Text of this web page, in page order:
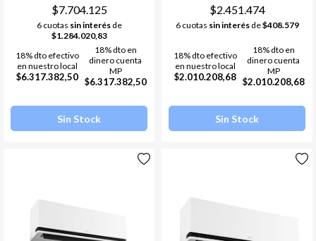
$7.704.125
6 cuotas sin interésde
$1.284.020,83
18% dto efectivo
en nuestro local
$6.317.382,50
18% dto en
dinero cuenta
MP
$6.317.382,50
Sin Stock
$2.451.474
6 cuotas sin interésde$408.579
18% dto efectivo
en nuestro local
$2.010.208,68
18% dto en
dinero cuenta
MP
$2.010.208,68
Sin Stock